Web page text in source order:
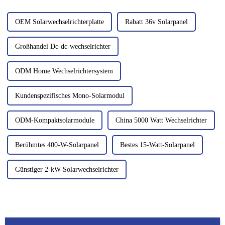
OEM Solarwechselrichterplatte Rabatt 36v Solarpanel
Großhandel Dc-dc-wechselrichter
ODM Home Wechselrichtersystem
Kundenspezifisches Mono-Solarmodul
ODM-Kompaktsolarmodule China 5000 Watt Wechselrichter
Berühmtes 400-W-Solarpanel Bestes 15-Watt-Solarpanel
Günstiger 2-kW-Solarwechselrichter